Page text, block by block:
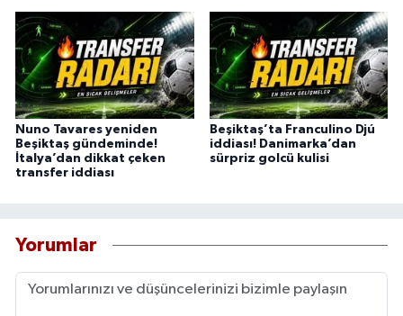
Nuno Tavares yeniden
Beşiktaş gündeminde!
İtalya’dan dikkat çeken
transfer iddiası
Beşiktaş’ta Franculino Djú
iddiası! Danimarka’dan
sürpriz golcü kulisi
Yorumlar